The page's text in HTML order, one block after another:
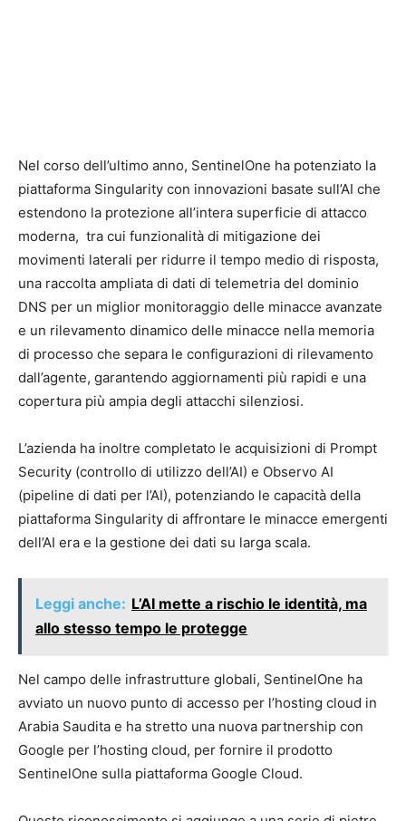
Nel corso dell’ultimo anno, SentinelOne ha potenziato la
piattaforma Singularity con innovazioni basate sull’AI che
estendono la protezione all’intera superficie di attacco
moderna, tra cui funzionalità di mitigazione dei
movimenti laterali per ridurre il tempo medio di risposta,
una raccolta ampliata di dati di telemetria del dominio
DNS per un miglior monitoraggio delle minacce avanzate
e un rilevamento dinamico delle minacce nella memoria
di processo che separa le configurazioni di rilevamento
dall’agente, garantendo aggiornamenti più rapidi e una
copertura più ampia degli attacchi silenziosi.
L’azienda ha inoltre completato le acquisizioni di Prompt
Security (controllo di utilizzo dell’AI) e Observo AI
(pipeline di dati per l’AI), potenziando le capacità della
piattaforma Singularity di affrontare le minacce emergenti
dell’AI era e la gestione dei dati su larga scala.
Leggi anche: L’AI mette a rischio le identità, ma
allo stesso tempo le protegge
Nel campo delle infrastrutture globali, SentinelOne ha
avviato un nuovo punto di accesso per l’hosting cloud in
Arabia Saudita e ha stretto una nuova partnership con
Google per l’hosting cloud, per fornire il prodotto
SentinelOne sulla piattaforma Google Cloud.